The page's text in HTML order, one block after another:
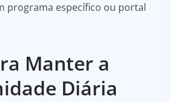
programa específico ou portal
Manter a
Diária